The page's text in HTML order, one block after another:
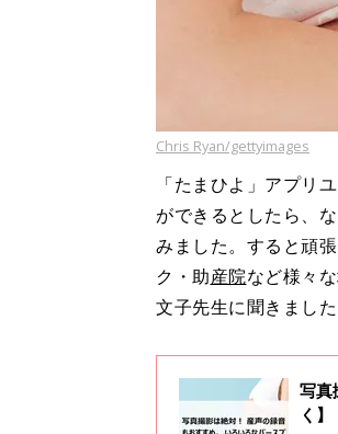
Chris Ryan/gettyimages
「たまひよ」アプリ
ができるとしたら、
みました。すると頑
ク・助産院など様々
文子先生に聞きました
写真
く】